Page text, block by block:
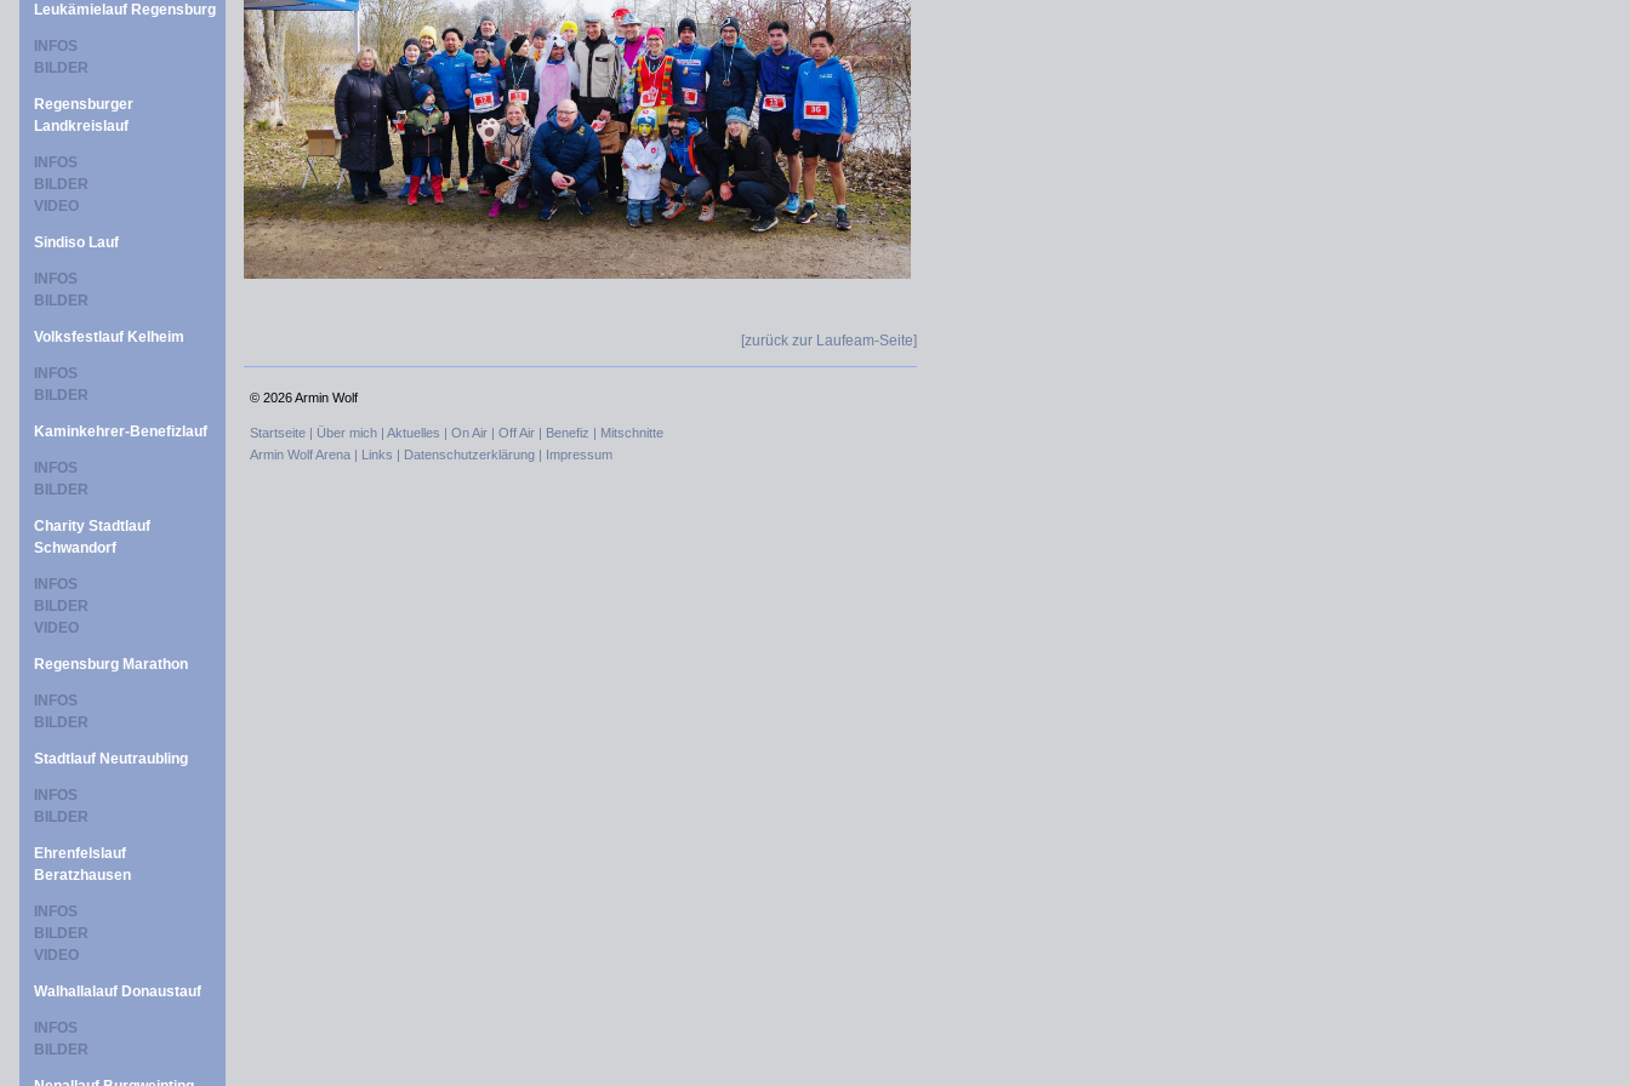
Leukämielauf Regensburg
INFOS
BILDER
Regensburger
Landkreislauf
INFOS
BILDER
VIDEO
Sindiso Lauf
INFOS
BILDER
Volksfestlauf Kelheim
INFOS
BILDER
Kaminkehrer-Benefizlauf
INFOS
BILDER
Charity Stadtlauf
Schwandorf
INFOS
BILDER
VIDEO
Regensburg Marathon
INFOS
BILDER
Stadtlauf Neutraubling
INFOS
BILDER
Ehrenfelslauf
Beratzhausen
INFOS
BILDER
VIDEO
Walhallalauf Donaustauf
INFOS
BILDER
[zurück zur Laufeam-Seite]
© 2026 Armin Wolf
Startseite | Über mich | Aktuelles | On Air | Off Air | Benefiz | Mitschnitte
Armin Wolf Arena | Links | Datenschutzerklärung | Impressum